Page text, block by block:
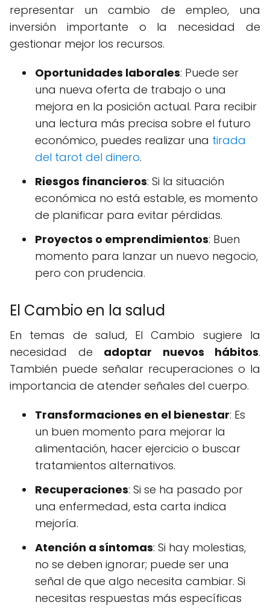
representar un cambio de empleo, una
inversión importante o la necesidad de
gestionar mejor los recursos.
Oportunidades laborales: Puede ser
una nueva oferta de trabajo o una
mejora en la posición actual. Para recibir
una lectura más precisa sobre el futuro
económico, puedes realizar una tirada
del tarot del dinero.
Riesgos financieros: Si la situación
económica no está estable, es momento
de planificar para evitar pérdidas.
Proyectos o emprendimientos: Buen
momento para lanzar un nuevo negocio,
pero con prudencia.
El Cambio en la salud
En temas de salud, El Cambio sugiere la
necesidad de adoptar nuevos hábitos.
También puede señalar recuperaciones o la
importancia de atender señales del cuerpo.
Transformaciones en el bienestar: Es
un buen momento para mejorar la
alimentación, hacer ejercicio o buscar
tratamientos alternativos.
Recuperaciones: Si se ha pasado por
una enfermedad, esta carta indica
mejoría.
Atención a síntomas: Si hay molestias,
no se deben ignorar; puede ser una
señal de que algo necesita cambiar. Si
necesitas respuestas más específicas